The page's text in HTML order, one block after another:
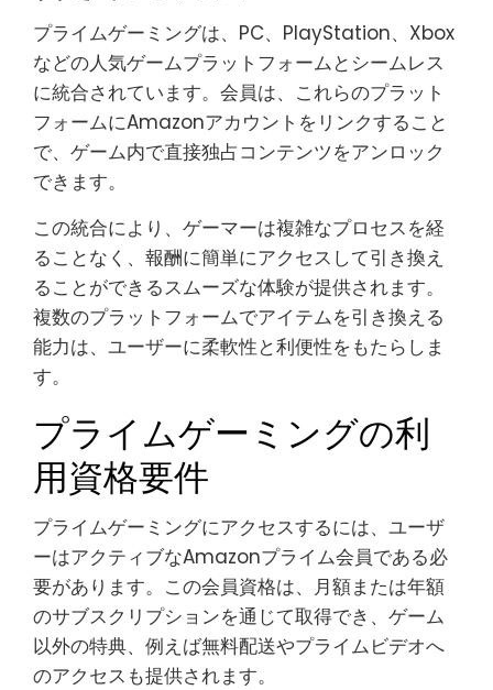
プライムゲーミングは、PC、PlayStation、Xbox
などの人気ゲームプラットフォームとシームレス
に統合されています。会員は、これらのプラット
フォームにAmazonアカウントをリンクすること
で、ゲーム内で直接独占コンテンツをアンロック
できます。
この統合により、ゲーマーは複雑なプロセスを経
ることなく、報酬に簡単にアクセスして引き換え
ることができるスムーズな体験が提供されます。
複数のプラットフォームでアイテムを引き換える
能力は、ユーザーに柔軟性と利便性をもたらしま
す。
プライムゲーミングの利
用資格要件
プライムゲーミングにアクセスするには、ユーザ
ーはアクティブなAmazonプライム会員である必
要があります。この会員資格は、月額または年額
のサブスクリプションを通じて取得でき、ゲーム
以外の特典、例えば無料配送やプライムビデオへ
のアクセスも提供されます。